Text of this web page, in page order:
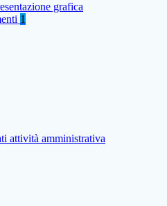
grafica
1
attività amministrativa